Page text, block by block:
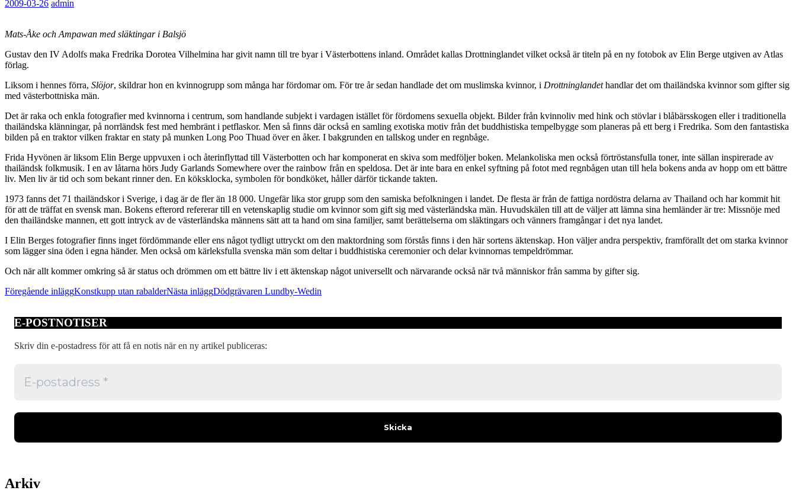
2009-03-26 admin
Mats-Åke och Ampawan med släktingar i Balsjö
Gustav den IV Adolfs maka Fredrika Dorotea Vilhelmina har givit namn till tre byar i Västerbottens inland. Området kallas Drottninglandet vilket också är titeln på en ny fotobok av Elin Berge utgiven av Atlas
förlag.
Liksom i hennes förra, Slöjor, skildrar hon en kvinnogrupp som många har fördomar om. För tre år sedan handlade det om muslimska kvinnor, i Drottninglandethandlar det om thailändska kvinnor som gifter sig
med västerbottniska män.
Det är raka och enkla fotografier med kvinnorna i centrum, som handlande subjekt i vardagen istället för fördomens sexuella objekt. Bilder från kvinnoliv med hink och stövlar i blåbärsskogen eller i traditionella
thailändska klänningar, på norrländsk fest med hembränt i petflaskor. Men så finns där också en samling exotiska motiv från det buddhistiska tempelbygge som planeras på ett berg i Fredrika. Som den fantastiska
bilden på en traktor vilken fraktar en staty på munken Long Poo Thuad över en åker. I bakgrunden en tallskog under en regnbåge.
Frida Hyvönen är liksom Elin Berge uppvuxen i och återinflyttad till Västerbotten och har komponerat en skiva som medföljer boken. Melankoliska men också förtröstansfulla toner, inte sällan inspirerade av
thailändsk folkmusik. I en av låtarna hörs Judy Garlands Somewhere over the rainbow från en speldosa. Det är inte bara en enkel syftning på fotot med regnbågen utan till hela bokens anda av hopp om ett bättre
liv. Men liv är tid och som bekant rinner den. En köksklocka, symbolen för bondköket, håller därför tickande takten.
1973 fanns det 71 thailändskor i Sverige, i dag är de fler än 18 000. Ungefär lika stor grupp som den samiska befolkningen i landet. De flesta är från de fattiga nordöstra delarna av Thailand och har kommit hit
för att de träffat en svensk man. Bokens efterord refererar till en vetenskaplig studie om kvinnor som gift sig med västerländska män. Huvudskälen till att de väljer att lämna sina hemländer är tre: Missnöje med
den thailändske mannen, ett gott intryck av de västerländska männens sätt att ta hand om sina familjer, samt berättelserna om släktingars och vänners framgångar i det nya landet.
I Elin Berges fotografier finns inget fördömmande eller ens något tydligt uttryckt om den maktordning som förstås finns i den här sortens äktenskap. Hon väljer andra perspektiv, framförallt det om starka kvinnor
som lägger sina öden i egna händer. Men också om kärleksfulla svenska män som deltar i buddhistiska ceremonier och delar kvinnornas tempeldrömmar.
Och när allt kommer omkring så är status och drömmen om ett bättre liv i ett äktenskap något universellt och närvarande också när två människor från samma by gifter sig.
Inläggsnavigering
Föregående inläggKonstkupp utan rabalderNästa inläggDödgrävaren Lundby-Wedin
E-POSTNOTISER
Skriv din e-postadress för att få en notis när en ny artikel publiceras:
Arkiv